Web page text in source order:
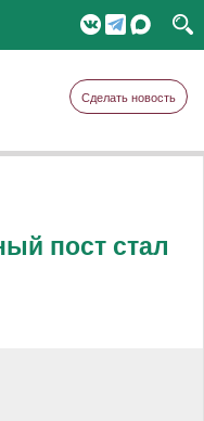
Сделать новость
пост стал